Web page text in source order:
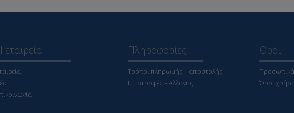
εταιρεία Πληροφορίες
Τρόποι πληρωμής – αποστολής
Επιστροφές – Αλλαγής
Όροι
Όροι